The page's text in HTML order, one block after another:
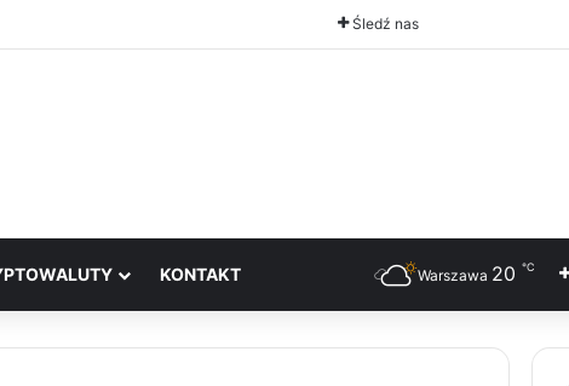
Śledź nas
KONTAKT Warszawa 20 ℃